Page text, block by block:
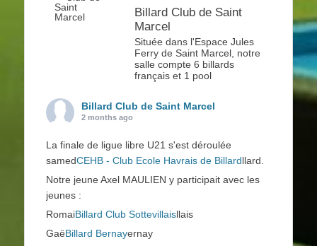
Billard Club de Saint
Marcel
Située dans l'Espace Jules
Ferry de Saint Marcel, notre
salle compte 6 billards
français et 1 pool
Billard Club de Saint Marcel
2 months ago
La finale de ligue libre U21 s'est déroulée
samedCEHB - Club Ecole Havrais de Billardllard.
Notre jeune Axel MAULIEN y participait avec les
jeunes :
RomaiBillard Club Sottevillaisllais
GaëBillard Bernayernay